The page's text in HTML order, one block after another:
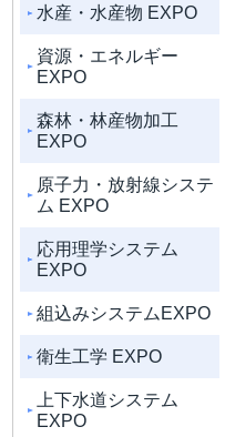
水産・水産物 EXPO
資源・エネルギー
EXPO
森林・林産物加工
EXPO
原子力・放射線システ
ム EXPO
応用理学システム
EXPO
組込みシステムEXPO
衛生工学 EXPO
上下水道システム
EXPO